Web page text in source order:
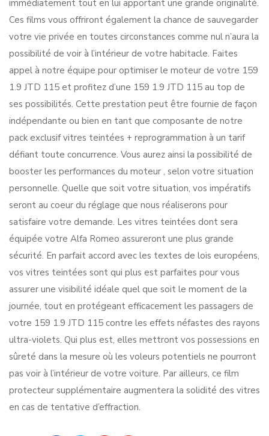
immédiatement tout en lui apportant une grande originalité.
Ces films vous offriront également la chance de sauvegarder
votre vie privée en toutes circonstances comme nul n’aura la
possibilité de voir à l’intérieur de votre habitacle. Faites
appel à notre équipe pour optimiser le moteur de votre 159
1.9 JTD 115 et profitez d’une 159 1.9 JTD 115 au top de
ses possibilités. Cette prestation peut être fournie de façon
indépendante ou bien en tant que composante de notre
pack exclusif vitres teintées + reprogrammation à un tarif
défiant toute concurrence. Vous aurez ainsi la possibilité de
booster les performances du moteur , selon votre situation
personnelle. Quelle que soit votre situation, vos impératifs
seront au coeur du réglage que nous réaliserons pour
satisfaire votre demande. Les vitres teintées dont sera
équipée votre Alfa Romeo assureront une plus grande
sécurité. En parfait accord avec les textes de lois européens,
vos vitres teintées sont qui plus est parfaites pour vous
assurer une visibilité idéale quel que soit le moment de la
journée, tout en protégeant efficacement les passagers de
votre 159 1.9 JTD 115 contre les effets néfastes des rayons
ultra-violets. Qui plus est, elles mettront vos possessions en
sûreté dans la mesure où les voleurs potentiels ne pourront
pas voir à l’intérieur de votre voiture. Par ailleurs, ce film
protecteur supplémentaire augmentera la solidité des vitres
en cas de tentative d’effraction.